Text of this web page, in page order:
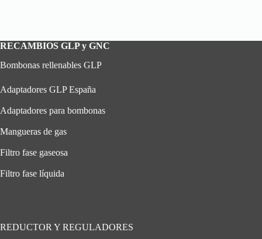
RECAMBIOS GLP y GNC
Bombonas rellenables GLP
Adaptadores GLP España
Adaptadores para bombonas
Mangueras de gas
Filtro fase gaseosa
Filtro fase líquida
REDUCTOR Y REGULADORES